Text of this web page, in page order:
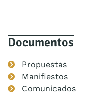
Documentos
Propuestas
Manifiestos
Comunicados